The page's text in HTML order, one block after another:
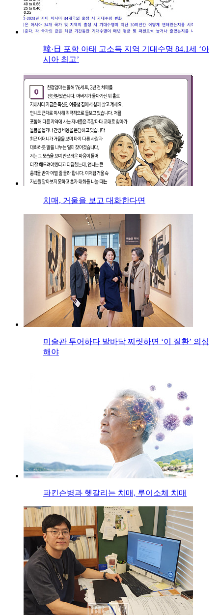
韓·日 포함 아태 고소득 지역 기대수명 84.1세 ‘아
시아 최고’
치매, 거울을 보고 대화한다면
미술관 투어하다 발바닥 찌릿하면 ‘이 질환’ 의심
해야
파킨슨병과 헷갈리는 치매, 루이소체 치매